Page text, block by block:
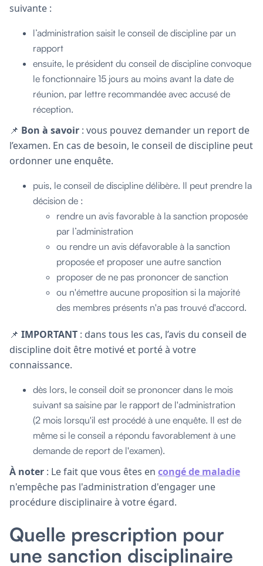
suivante :
l’administration saisit le conseil de discipline par un
rapport
ensuite, le président du conseil de discipline convoque
le fonctionnaire 15 jours au moins avant la date de
réunion, par lettre recommandée avec accusé de
réception.
📌 Bon à savoir : vous pouvez demander un report de
l’examen. En cas de besoin, le conseil de discipline peut
ordonner une enquête.
puis, le conseil de discipline délibère. Il peut prendre la
décision de :
rendre un avis favorable à la sanction proposée
par l’administration
ou rendre un avis défavorable à la sanction
proposée et proposer une autre sanction
proposer de ne pas prononcer de sanction
ou n'émettre aucune proposition si la majorité
des membres présents n'a pas trouvé d'accord.
📌 IMPORTANT : dans tous les cas, l’avis du conseil de
discipline doit être motivé et porté à votre
connaissance.
dès lors, le conseil doit se prononcer dans le mois
suivant sa saisine par le rapport de l'administration
(2 mois lorsqu'il est procédé à une enquête. Il est de
même si le conseil a répondu favorablement à une
demande de report de l'examen).
À noter : Le fait que vous êtes en congé de maladie
n'empêche pas l'administration d'engager une
procédure disciplinaire à votre égard.
Quelle prescription pour
une sanction disciplinaire